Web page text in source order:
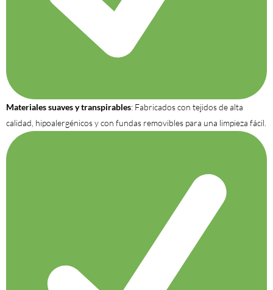
Materiales suaves y transpirables: Fabricados con tejidos de alta
calidad, hipoalergénicos y con fundas removibles para una limpieza fácil.